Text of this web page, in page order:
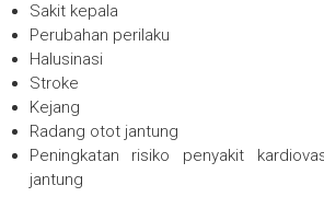
Sakit kepala
Perubahan perilaku
Halusinasi
Stroke
Kejang
Radang otot jantung
Peningkatan risiko penyakit
jantung